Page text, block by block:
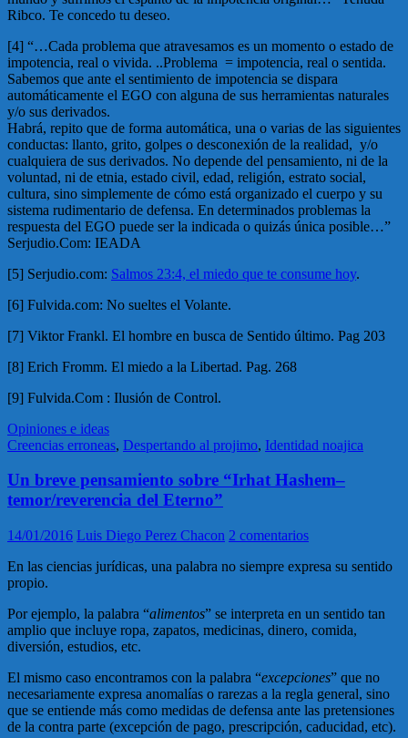
Ribco. Te concedo tu deseo.
[4] “…Cada problema que atravesamos es un momento o estado de
impotencia, real o vivida. ..Problema = impotencia, real o sentida.
Sabemos que ante el sentimiento de impotencia se dispara
automáticamente el EGO con alguna de sus herramientas naturales
y/o sus derivados.
Habrá, repito que de forma automática, una o varias de las siguientes
conductas: llanto, grito, golpes o desconexión de la realidad, y/o
cualquiera de sus derivados. No depende del pensamiento, ni de la
voluntad, ni de etnia, estado civil, edad, religión, estrato social,
cultura, sino simplemente de cómo está organizado el cuerpo y su
sistema rudimentario de defensa. En determinados problemas la
respuesta del EGO puede ser la indicada o quizás única posible…”
Serjudio.Com: IEADA
[5] Serjudio.com: Salmos 23:4, el miedo que te consume hoy.
[6] Fulvida.com: No sueltes el Volante.
[7] Viktor Frankl. El hombre en busca de Sentido último. Pag 203
[8] Erich Fromm. El miedo a la Libertad. Pag. 268
[9] Fulvida.Com : Ilusión de Control.
Opiniones e ideas
Creencias erroneas, Despertando al projimo, Identidad noajica
Un breve pensamiento sobre “Irhat Hashem–
temor/reverencia del Eterno”
14/01/2016 Luis Diego Perez Chacon 2 comentarios
En las ciencias jurídicas, una palabra no siempre expresa su sentido
propio.
Por ejemplo, la palabra “alimentos” se interpreta en un sentido tan
amplio que incluye ropa, zapatos, medicinas, dinero, comida,
diversión, estudios, etc.
El mismo caso encontramos con la palabra “excepciones” que no
necesariamente expresa anomalías o rarezas a la regla general, sino
que se entiende más como medidas de defensa ante las pretensiones
de la contra parte (excepción de pago, prescripción, caducidad, etc).